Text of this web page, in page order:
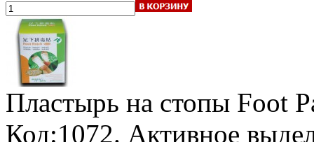
Пластырь на стопы Foot
Код:1072. Активное